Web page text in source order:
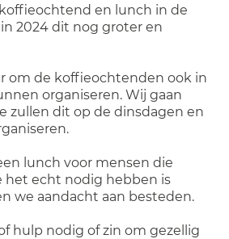
en lunch in de
2024 dit nog groter en
om de koffieochtenden ook in
organiseren. Wij gaan
zullen dit op de dinsdagen en
lunch voor mensen die
het echt nodig hebben is
we aandacht aan besteden.
hulp nodig of zin om gezellig